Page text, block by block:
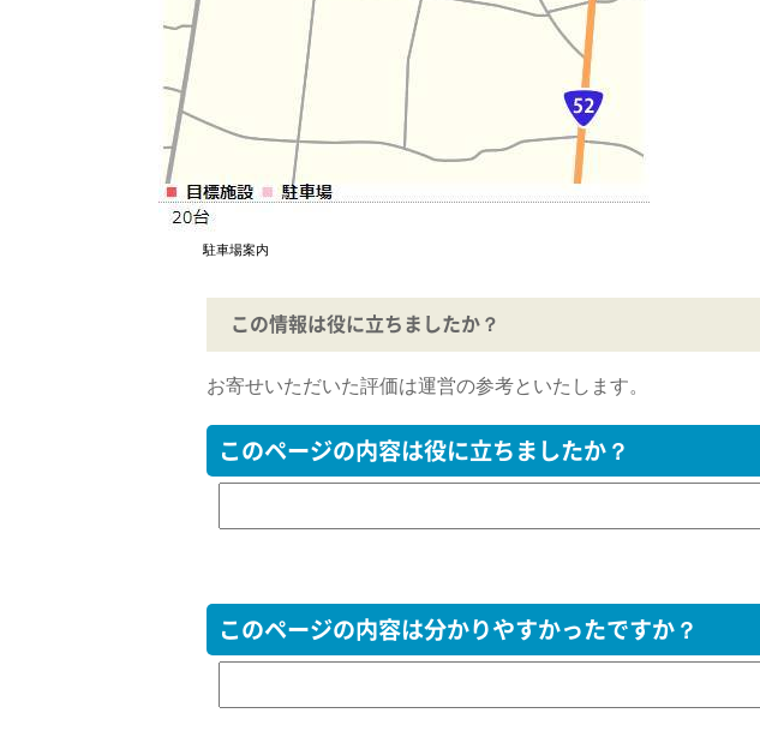
駐車場案内
この情報は役に立ちましたか？
お寄せいただいた評価は運営の参考といたします。
このページの内容は役に立ちましたか？
このページの内容は分かりやすかったですか？